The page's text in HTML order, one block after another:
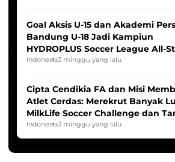
Goal Aksis U-15 dan Akademi
Bandung U-18 Jadi Kampiun
HYDROPLUS Soccer League All-
2025/2026
Indonesia3 minggu yang lalu
Cipta Cendikia FA dan Misi
Atlet Cerdas: Merekrut Banyak
MilkLife Soccer Challenge dan
HYDROPLUS Soccer League
Indonesia3 minggu yang lalu